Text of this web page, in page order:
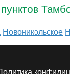
Новоникольское